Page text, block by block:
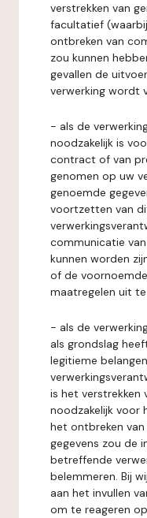
verstrekken van
facultatief
ontbreken van
zou kunnen
gevallen de
verwerking wordt
- als de
noodzakelijk is
contract of van
genomen op uw
genoemde
voortzetten van
communicatie
kunnen worden
of de
maatregelen uit
- als de
als grondslag
legitieme
is het verstrekken
noodzakelijk voor
het ontbreken
gegevens zou de
betreffende
belemmeren. Bij
aan het invullen
om te reageren